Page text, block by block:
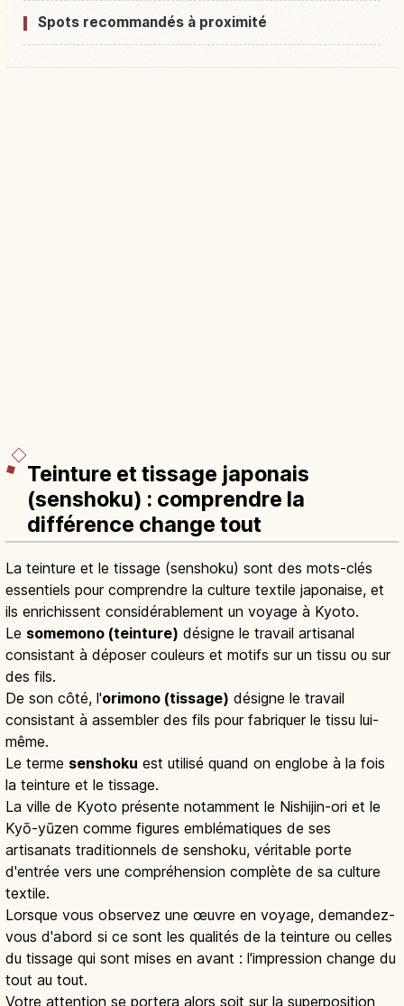
Spots recommandés à proximité
Teinture et tissage japonais
(senshoku) : comprendre la
différence change tout
La teinture et le tissage (senshoku) sont des mots-clés
essentiels pour comprendre la culture textile japonaise, et
ils enrichissent considérablement un voyage à Kyoto.
Le somemono (teinture) désigne le travail artisanal
consistant à déposer couleurs et motifs sur un tissu ou sur
des fils.
De son côté, l'orimono (tissage) désigne le travail
consistant à assembler des fils pour fabriquer le tissu lui-
même.
Le terme senshoku est utilisé quand on englobe à la fois
la teinture et le tissage.
La ville de Kyoto présente notamment le Nishijin-ori et le
Kyō-yūzen comme figures emblématiques de ses
artisanats traditionnels de senshoku, véritable porte
d'entrée vers une compréhension complète de sa culture
textile.
Lorsque vous observez une œuvre en voyage, demandez-
vous d'abord si ce sont les qualités de la teinture ou celles
du tissage qui sont mises en avant : l'impression change du
tout au tout.
Votre attention se portera alors soit sur la superposition